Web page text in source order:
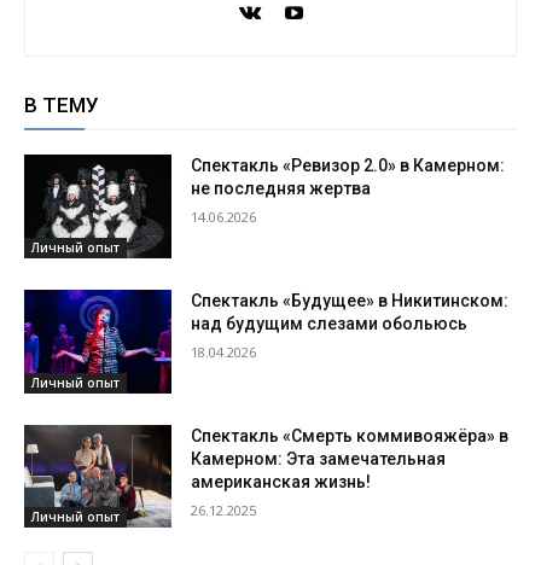
В ТЕМУ
Личный опыт
Спектакль «Ревизор 2.0» в Камерном:
не последняя жертва
14.06.2026
Личный опыт
Спектакль «Будущее» в Никитинском:
над будущим слезами обольюсь
18.04.2026
Личный опыт
Спектакль «Смерть коммивояжёра» в
Камерном: Эта замечательная
американская жизнь!
26.12.2025